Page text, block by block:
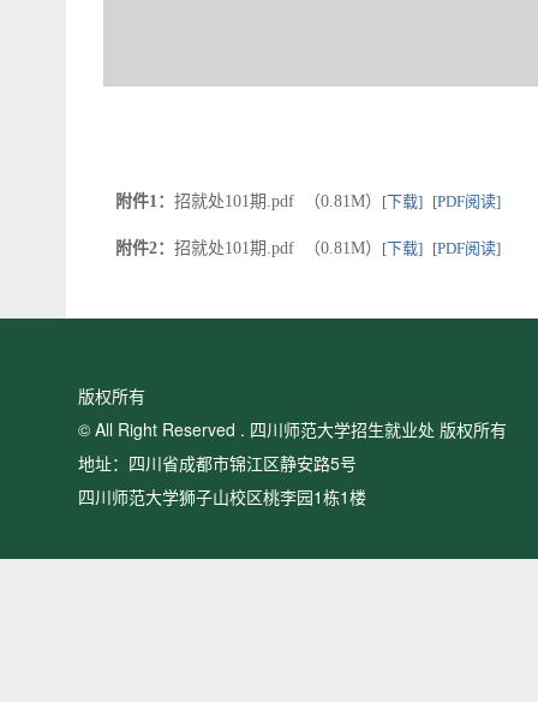
附件1： 招就处101期.pdf （0.81M） [下载] [PDF阅读]
附件2： 招就处101期.pdf （0.81M） [下载] [PDF阅读]
版权所有
© All Right Reserved . 四川师范大学招生就业处 版权所有
地址：四川省成都市锦江区静安路5号
四川师范大学狮子山校区桃李园1栋1楼